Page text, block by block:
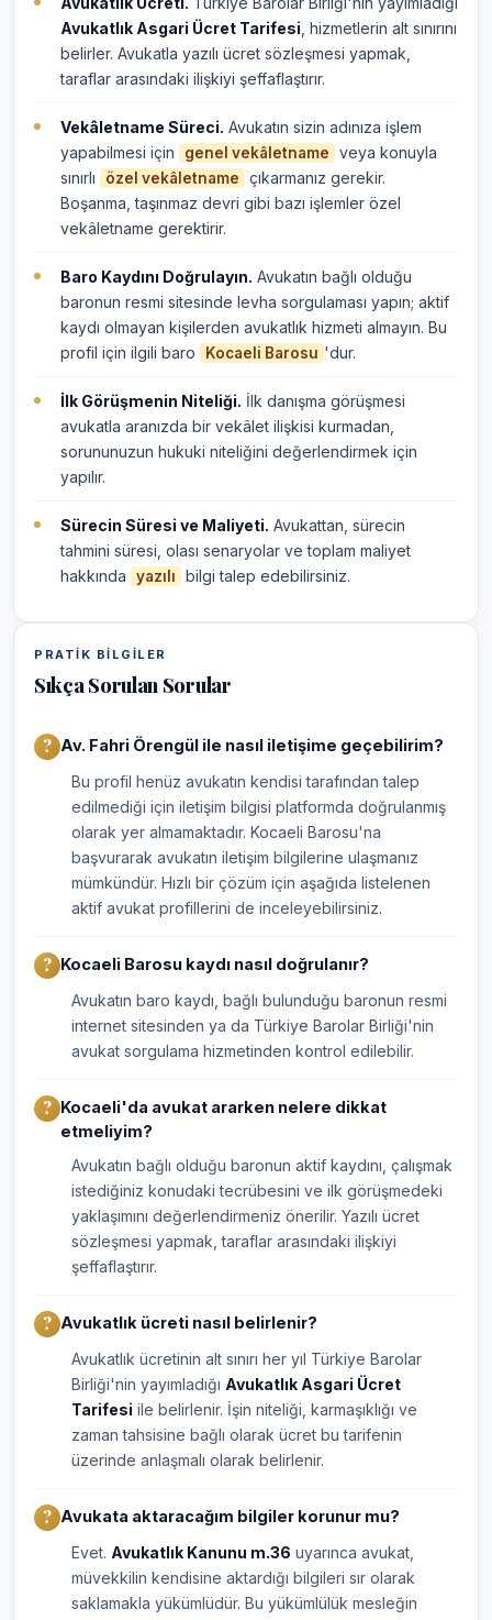
Avukatlık Asgari Ücret Tarifesi , hizmetlerin alt sınırını
belirler. Avukatla yazılı ücret sözleşmesi yapmak,
taraflar arasındaki ilişkiyi şeffaflaştırır.
Vekâletname Süreci. Avukatın sizin adınıza işlem
yapabilmesi için
genel vekâletname
veya konuyla
sınırlı
özel vekâletname
çıkarmanız gerekir.
Boşanma, taşınmaz devri gibi bazı işlemler özel
vekâletname gerektirir.
Baro Kaydını Doğrulayın. Avukatın bağlı olduğu
baronun resmi sitesinde levha sorgulaması yapın; aktif
kaydı olmayan kişilerden avukatlık hizmeti almayın. Bu
profil için ilgili baro
Kocaeli Barosu 'dur.
İlk Görüşmenin Niteliği. İlk danışma görüşmesi
avukatla aranızda bir vekâlet ilişkisi kurmadan,
sorununuzun hukuki niteliğini değerlendirmek için
yapılır.
Sürecin Süresi ve Maliyeti. Avukattan, sürecin
tahmini süresi, olası senaryolar ve toplam maliyet
hakkında
yazılı bilgi talep edebilirsiniz.
PRATIK BILGILER
Sıkça Sorulan Sorular
Av. Fahri Örengül ile nasıl iletişime geçebilirim?
Bu profil henüz avukatın kendisi tarafından talep
edilmediği için iletişim bilgisi platformda doğrulanmış
olarak yer almamaktadır. Kocaeli Barosu'na
başvurarak avukatın iletişim bilgilerine ulaşmanız
mümkündür. Hızlı bir çözüm için aşağıda listelenen
aktif avukat profillerini de inceleyebilirsiniz.
Kocaeli Barosu kaydı nasıl doğrulanır?
Avukatın baro kaydı, bağlı bulunduğu baronun resmi
internet sitesinden ya da Türkiye Barolar Birliği'nin
avukat sorgulama hizmetinden kontrol edilebilir.
Kocaeli'da avukat ararken nelere dikkat
etmeliyim?
Avukatın bağlı olduğu baronun aktif kaydını, çalışmak
istediğiniz konudaki tecrübesini ve ilk görüşmedeki
yaklaşımını değerlendirmeniz önerilir. Yazılı ücret
sözleşmesi yapmak, taraflar arasındaki ilişkiyi
şeffaflaştırır.
Avukatlık ücreti nasıl belirlenir?
Avukatlık ücretinin alt sınırı her yıl Türkiye Barolar
Birliği'nin yayımladığı Avukatlık Asgari Ücret
Tarifesi ile belirlenir. İşin niteliği, karmaşıklığı ve
zaman tahsisine bağlı olarak ücret bu tarifenin
üzerinde anlaşmalı olarak belirlenir.
Avukata aktaracağım bilgiler korunur mu?
Evet. Avukatlık Kanunu m.36 uyarınca avukat,
müvekkilin kendisine aktardığı bilgileri sır olarak
saklamakla yükümlüdür. Bu yükümlülük mesleğin